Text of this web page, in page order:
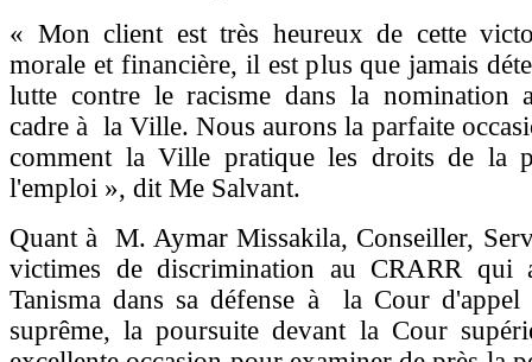
« Mon client est très heureux de cette
morale et financière, il est plus que jamais
lutte contre le racisme dans la nomination
cadre à la Ville. Nous aurons la parfaite
comment la Ville pratique les droits de la
l'emploi », dit Me Salvant.
Quant à M. Aymar Missakila, Conseiller,
victimes de discrimination au CRARR qui
Tanisma dans sa défense à la Cour
suprême, la poursuite devant la Cour